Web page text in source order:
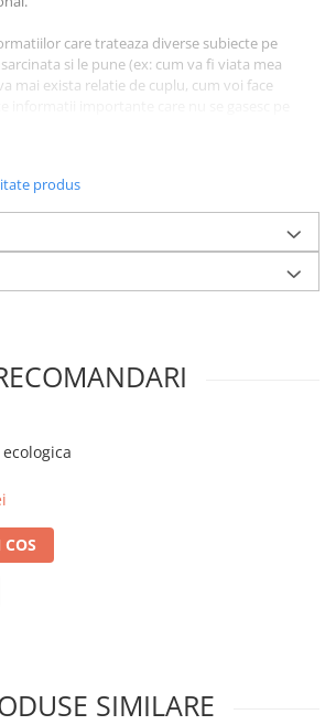
care trateaza diverse subiecte pe
si le pune (ex: cum va fi viata mea
mai exista relatie de cuplu, cum voi face
ca sa feresti de multe boli, atat pe tine cat
pentru Femei si Mamici
fizica buna, pregatita pentru procesul
acasa sau la sala. Contine tipurile de
exercitiu explicat, pentru a face corect
sa eviti accidentarile.
produs
SIMILARE